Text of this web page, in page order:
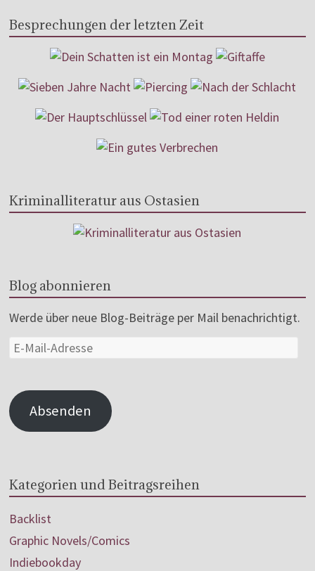
Besprechungen der letzten Zeit
Kriminalliteratur aus Ostasien
Blog abonnieren
Werde über neue Blog-Beiträge per Mail benachrichtigt.
Absenden
Kategorien und Beitragsreihen
Backlist
Graphic Novels/Comics
Indiebookday